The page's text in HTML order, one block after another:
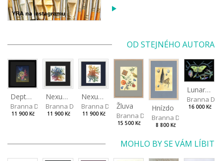
OD STEJNÉHO AUTORA
Depths I
Branna Dorota
11 900 Kč
Nexus Leporum II
Branna Dorota
11 900 Kč
Nexus Leporum
Branna Dorota
11 900 Kč
Žluva
Branna Dorota
15 500 Kč
Hnízdo
Branna Dorota
8 800 Kč
Lunar Moth
Branna
16 000 Kč
MOHLO BY SE VÁM LÍBIT